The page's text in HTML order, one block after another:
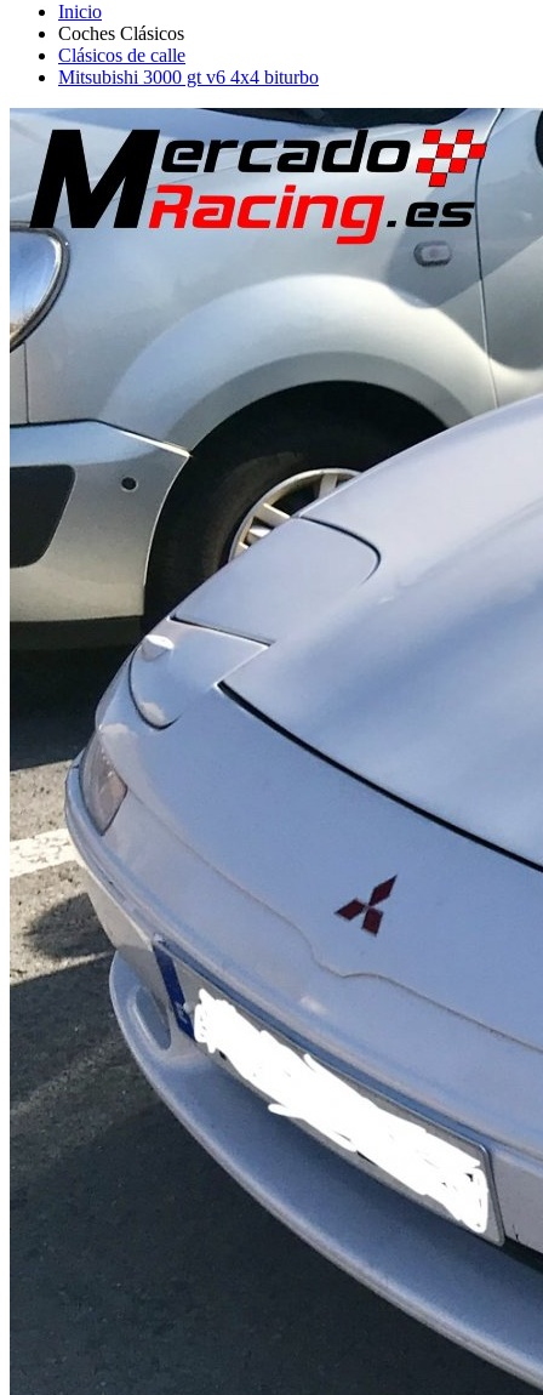
Inicio
Coches Clásicos
Clásicos de calle
Mitsubishi 3000 gt v6 4x4 biturbo